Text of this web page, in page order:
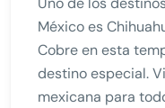
México es
Cobre en esta
destino especial.
mexicana para